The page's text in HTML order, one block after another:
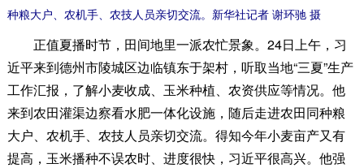
种粮大户、农机手、农技人员亲切交流。新华社记者 谢环驰 摄
正值夏播时节，田间地里一派农忙景象。24日上午，习
近平来到德州市陵城区边临镇东于架村，听取当地“三夏”生产
工作汇报，了解小麦收成、玉米种植、农资供应等情况。他
来到农田灌渠边察看水肥一体化设施，随后走进农田同种粮
大户、农机手、农技人员亲切交流。得知今年小麦亩产又有
提高，玉米播种不误农时、进度很快，习近平很高兴。他强